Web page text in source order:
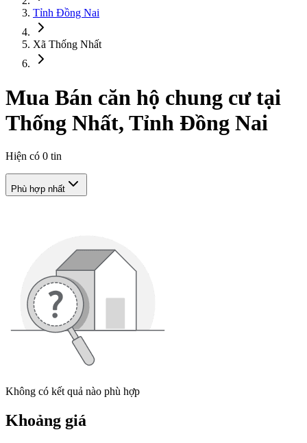
Tỉnh Đồng Nai
Xã Thống Nhất
Mua Bán căn hộ chung cư tại
Thống Nhất, Tỉnh Đồng Nai
Hiện có 0 tin
Phù hợp nhất
Không có kết quả nào phù hợp
Khoảng giá